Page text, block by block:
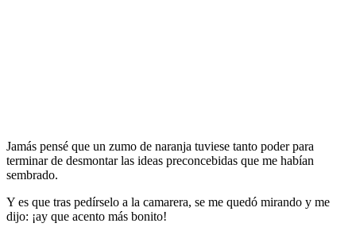
Jamás pensé que un zumo de naranja tuviese tanto poder para
terminar de desmontar las ideas preconcebidas que me habían
sembrado.
Y es que tras pedírselo a la camarera, se me quedó mirando y me
dijo: ¡ay que acento más bonito!